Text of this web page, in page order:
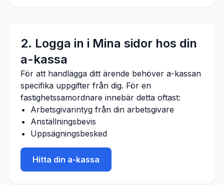
2. Logga in i Mina sidor hos din
a-kassa
För att handlägga ditt ärende behöver a-kassan
specifika uppgifter från dig. För en
fastighetssamordnare innebär detta oftast:
Arbetsgivarintyg från din arbetsgivare
Anställningsbevis
Uppsägningsbesked
Hitta din a-kassa